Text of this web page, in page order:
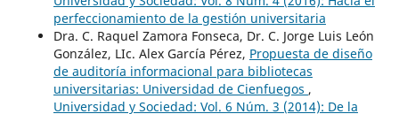
perfeccionamiento de la gestión universitaria
Dra. C. Raquel Zamora Fonseca, Dr. C. Jorge Luis León
González, LIc. Alex García Pérez, Propuesta de diseño
de auditoría informacional para bibliotecas
universitarias: Universidad de Cienfuegos ,
Universidad y Sociedad: Vol. 6 Núm. 3 (2014): De la